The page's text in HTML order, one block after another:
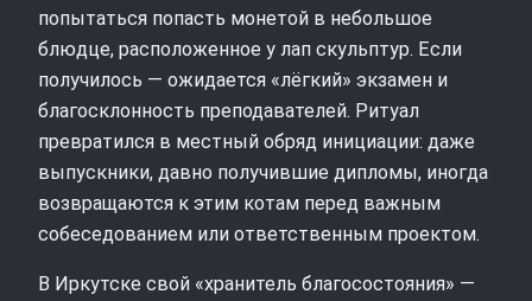
попытаться попасть монетой в небольшое
блюдце, расположенное у лап скульптур. Если
получилось — ожидается «лёгкий» экзамен и
благосклонность преподавателей. Ритуал
превратился в местный обряд инициации: даже
выпускники, давно получившие дипломы, иногда
возвращаются к этим котам перед важным
собеседованием или ответственным проектом.
В Иркутске свой «хранитель благосостояния» —